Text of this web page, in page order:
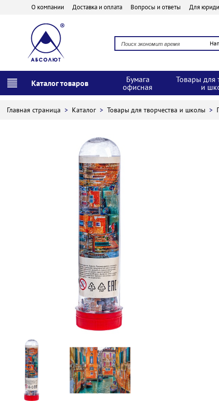
О компании Доставка и оплата Вопросы и ответы Для
Каталог товаров
Бумага
офисная
Товары для
и
Главная страница > Каталог > Товары для творчества и школы >